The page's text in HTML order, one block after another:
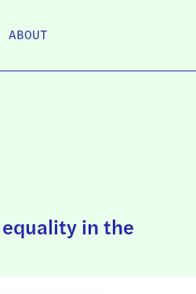
ABOUT
in the